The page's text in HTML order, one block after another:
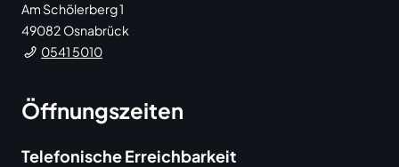
Am Schölerberg 1
49082 Osnabrück
0541 5010
Öffnungszeiten
Telefonische Erreichbarkeit